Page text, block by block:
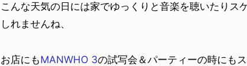
こんな天気の日には家でゆっくりと音楽を聴いたりス
しれませんね、
お店にもMANWHO 3の試写会＆パーティーの時にも